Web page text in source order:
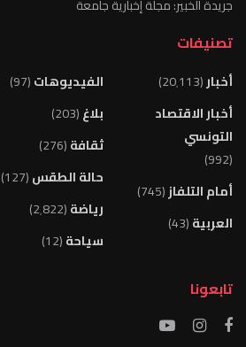
جريدة الخبير: مجلة إخبارية جامعة
تصنيفات
أخبار(20٬113)
أخبار الاقتصاد
التونسي
(992)
أمام التلفاز(745)
العربية(43)
الفيديوهات(97)
بلاغ(203)
ثقافة(276)
حالة الطقس(127)
رياضة(2٬822)
سياحة(12)
تابعونا